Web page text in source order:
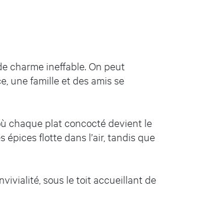
charme ineffable. On peut
une famille et des amis se
chaque plat concocté devient le
épices flotte dans l’air, tandis que
sous le toit accueillant de